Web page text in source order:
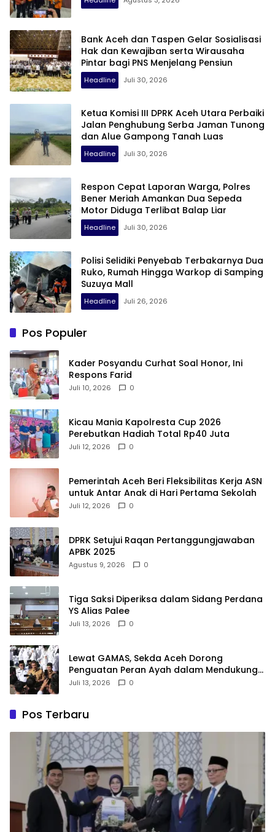
Bank Aceh dan Taspen Gelar Sosialisasi
Hak dan Kewajiban serta Wirausaha
Pintar bagi PNS Menjelang Pensiun
Headline Juli 30, 2026
Ketua Komisi III DPRK Aceh Utara Perbaiki
Jalan Penghubung Serba Jaman Tunong
dan Alue Gampong Tanah Luas
Headline Juli 30, 2026
Respon Cepat Laporan Warga, Polres
Bener Meriah Amankan Dua Sepeda
Motor Diduga Terlibat Balap Liar
Headline Juli 30, 2026
Polisi Selidiki Penyebab Terbakarnya Dua
Ruko, Rumah Hingga Warkop di Samping
Suzuya Mall
Headline Juli 26, 2026
Pos Populer
Kader Posyandu Curhat Soal Honor, Ini
Respons Farid
Juli 10, 2026 0
Kicau Mania Kapolresta Cup 2026
Perebutkan Hadiah Total Rp40 Juta
Juli 12, 2026 0
Pemerintah Aceh Beri Fleksibilitas Kerja ASN
untuk Antar Anak di Hari Pertama Sekolah
Juli 12, 2026 0
DPRK Setujui Raqan Pertanggungjawaban
APBK 2025
Agustus 9, 2026 0
Tiga Saksi Diperiksa dalam Sidang Perdana
YS Alias Palee
Juli 13, 2026 0
Lewat GAMAS, Sekda Aceh Dorong
Penguatan Peran Ayah dalam Mendukung
Pendidikan Anak
Juli 13, 2026 0
Pos Terbaru